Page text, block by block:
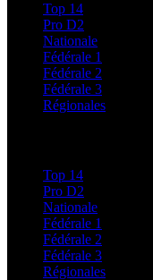
Top 14
Pro D2
Nationale
Fédérale 1
Fédérale 2
Fédérale 3
Régionales
Top 14
Pro D2
Nationale
Fédérale 1
Fédérale 2
Fédérale 3
Régionales